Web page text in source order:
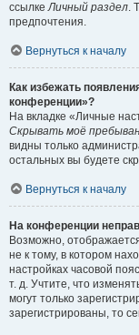
ссылкеЛичный раздел.
предпочтения.
Вернуться к началу
Как избежать
конференции»?
На вкладке «Личные
Скрывать моё
видны только
остальных вы будете
Вернуться к началу
На конференции
Возможно,
не к тому, в котором
настройках часовой
т. д. Учтите, что
могут только
зарегистрированы, то